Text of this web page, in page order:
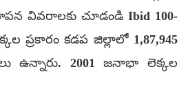
వివరాలకు చూడండి Ibid 100-
ప్రకారం కడప జిల్లాలో 1,87,945
ఉన్నారు. 2001 జనాభా లెక్కల